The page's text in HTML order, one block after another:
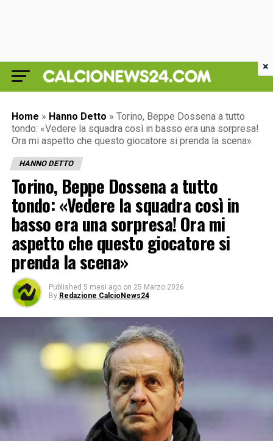
Home » Hanno Detto » Torino, Beppe Dossena a tutto
tondo: «Vedere la squadra così in basso era una sorpresa!
Ora mi aspetto che questo giocatore si prenda la scena»
HANNO DETTO
Torino, Beppe Dossena a tutto
tondo: «Vedere la squadra così in
basso era una sorpresa! Ora mi
aspetto che questo giocatore si
prenda la scena»
Published 5 mesi ago on 25 Marzo 2026
By Redazione CalcioNews24
×